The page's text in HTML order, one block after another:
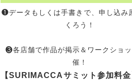
❶データもしくは手書きで、申し込み
くろう！
❸各店舗で作品が掲示＆ワークショ
催！
【SURIMACCAサミット参加料